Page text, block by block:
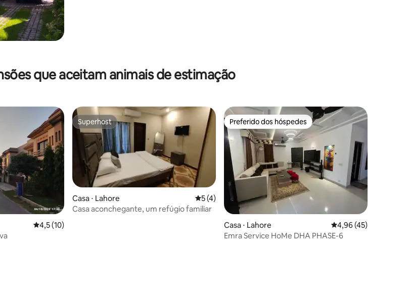
que aceitam animais de estimação
4,5 de uma avaliação média de 5, 10 avaliações
4,5 (10)
Superhost
Superhost
Casa ⋅ Lahore 5 de uma avaliação média de 5, 4 avaliações
5 (4)
Casa aconchegante, um refúgio familiar
Preferido dos hóspedes
Preferido dos hóspedes
Casa ⋅ Lahore 4,96 de uma
4,96 (45)
Emra Service HoMe DHA PHASE-6